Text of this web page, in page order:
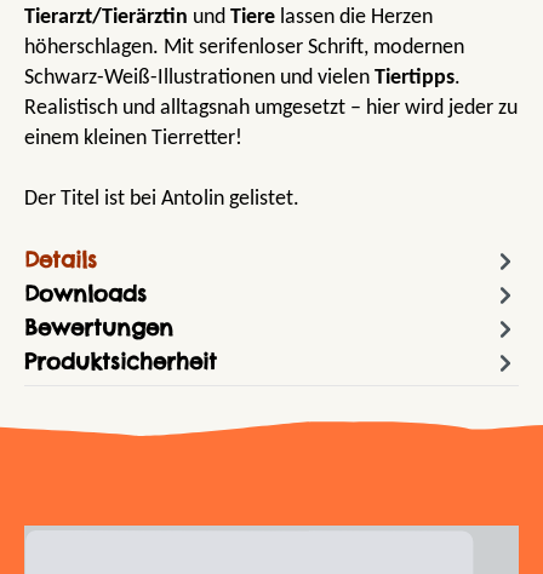
Tierarzt/Tierärztin und Tiere lassen die Herzen
höherschlagen. Mit serifenloser Schrift, modernen
Schwarz-Weiß-Illustrationen und vielen Tiertipps.
Realistisch und alltagsnah umgesetzt – hier wird jeder zu
einem kleinen Tierretter!
Der Titel ist bei Antolin gelistet.
Details
Downloads
Bewertungen
Produktsicherheit